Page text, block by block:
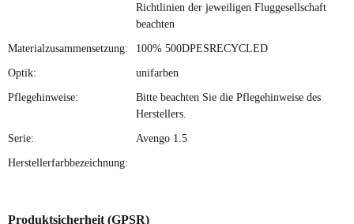
Richtlinien der jeweiligen Fluggesellschaft
beachten
Materialzusammensetzung: 100% 500DPESRECYCLED
Optik: unifarben
Pflegehinweise:
Bitte beachten Sie die Pflegehinweise des
Herstellers.
Serie: Avengo 1.5
Herstellerfarbbezeichnung:
Produktsicherheit (GPSR)